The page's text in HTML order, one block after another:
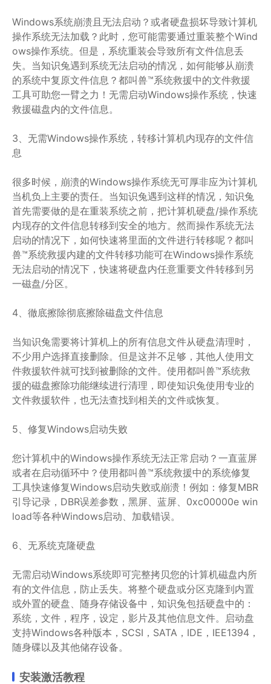
Windows系统崩溃且无法启动？或者硬盘损坏导致计算机
操作系统无法加载？此时，您可能需要通过重装整个Wind
ows操作系统。但是，系统重装会导致所有文件信息丢
失。当知识兔遇到系统无法启动的情况，如何能够从崩溃
的系统中复原文件信息？都叫兽™系统救援中的文件救援
工具可助您一臂之力！无需启动Windows操作系统，快速
救援磁盘内的文件信息。
3、无需Windows操作系统，转移计算机内现存的文件信
息
很多时候，崩溃的Windows操作系统无可厚非应为计算机
当机负上主要的责任。当知识兔遇到这样的情况，知识兔
首先需要做的是在重装系统之前，把计算机硬盘/操作系统
内现存的文件信息转移到安全的地方。然而操作系统无法
启动的情况下，如何快速将里面的文件进行转移呢？都叫
兽™系统救援内建的文件转移功能可在Windows操作系统
无法启动的情况下，快速将硬盘内任意重要文件转移到另
一磁盘/分区。
4、徹底擦除彻底擦除磁盘文件信息
当知识兔需要将计算机上的所有信息文件从硬盘清理时，
不少用户选择直接删除。但是这并不足够，其他人使用文
件救援软件就可找到被删除的文件。使用都叫兽™系统救
援的磁盘擦除功能继续进行清理，即使知识兔使用专业的
文件救援软件，也无法查找到相关的文件或恢复。
5、修复Windows启动失败
您计算机中的Windows操作系统无法正常启动？一直蓝屏
或者在启动循环中？使用都叫兽™系统救援中的系统修复
工具快速修复Windows启动失败或崩溃！例如：修复MBR
引导记录，DBR误差参数，黑屏、蓝屏、0xc00000e win
load等各种Windows启动、加载错误。
6、无系统克隆硬盘
无需启动Windows系统即可完整拷贝您的计算机磁盘内所
有的文件信息，防止丢失。将整个硬盘或分区克隆到内置
或外置的硬盘、随身存储设备中，知识兔包括硬盘中的：
系统，文件，程序，设定，影片及其他信息文件。启动盘
支持Windows各种版本，SCSI，SATA，IDE，IEE1394，
随身碟以及其他储存设备。
安装激活教程